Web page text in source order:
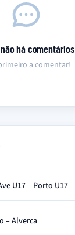
há comentários
a comentar!
U17 – Porto U17
– Alverca